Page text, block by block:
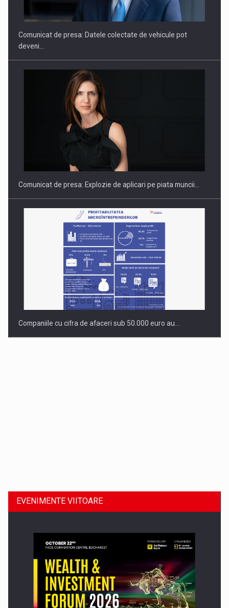
Hard Enduro Piatra Craiului 2026, fueled by benzinariile RO…
Comunicat de presa: Datele colectate de vehicule pot
deveni…
Comunicat de presa: Explozie de aplicari pe piata muncii…
Companiile cu cifra de afaceri sub 50.000 euro au…
Comunicat de presa: Joburile part-time reincep sa intre pe…
EVENIMENTE VIITOARE